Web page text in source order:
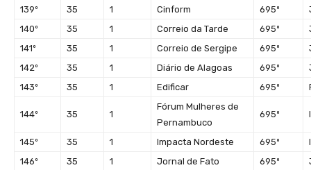
139º
35 1 Cinform 695º
140º
35 1 Correio da Tarde 695º
141º
35 1 Correio de Sergipe 695º
142º
35 1 Diário de Alagoas 695º
143º
35 1 Edificar 695º
144º 35 1
Fórum Mulheres de
Pernambuco
695º
145º 35 1 Impacta Nordeste 695º
146º
35 1 Jornal de Fato 695º